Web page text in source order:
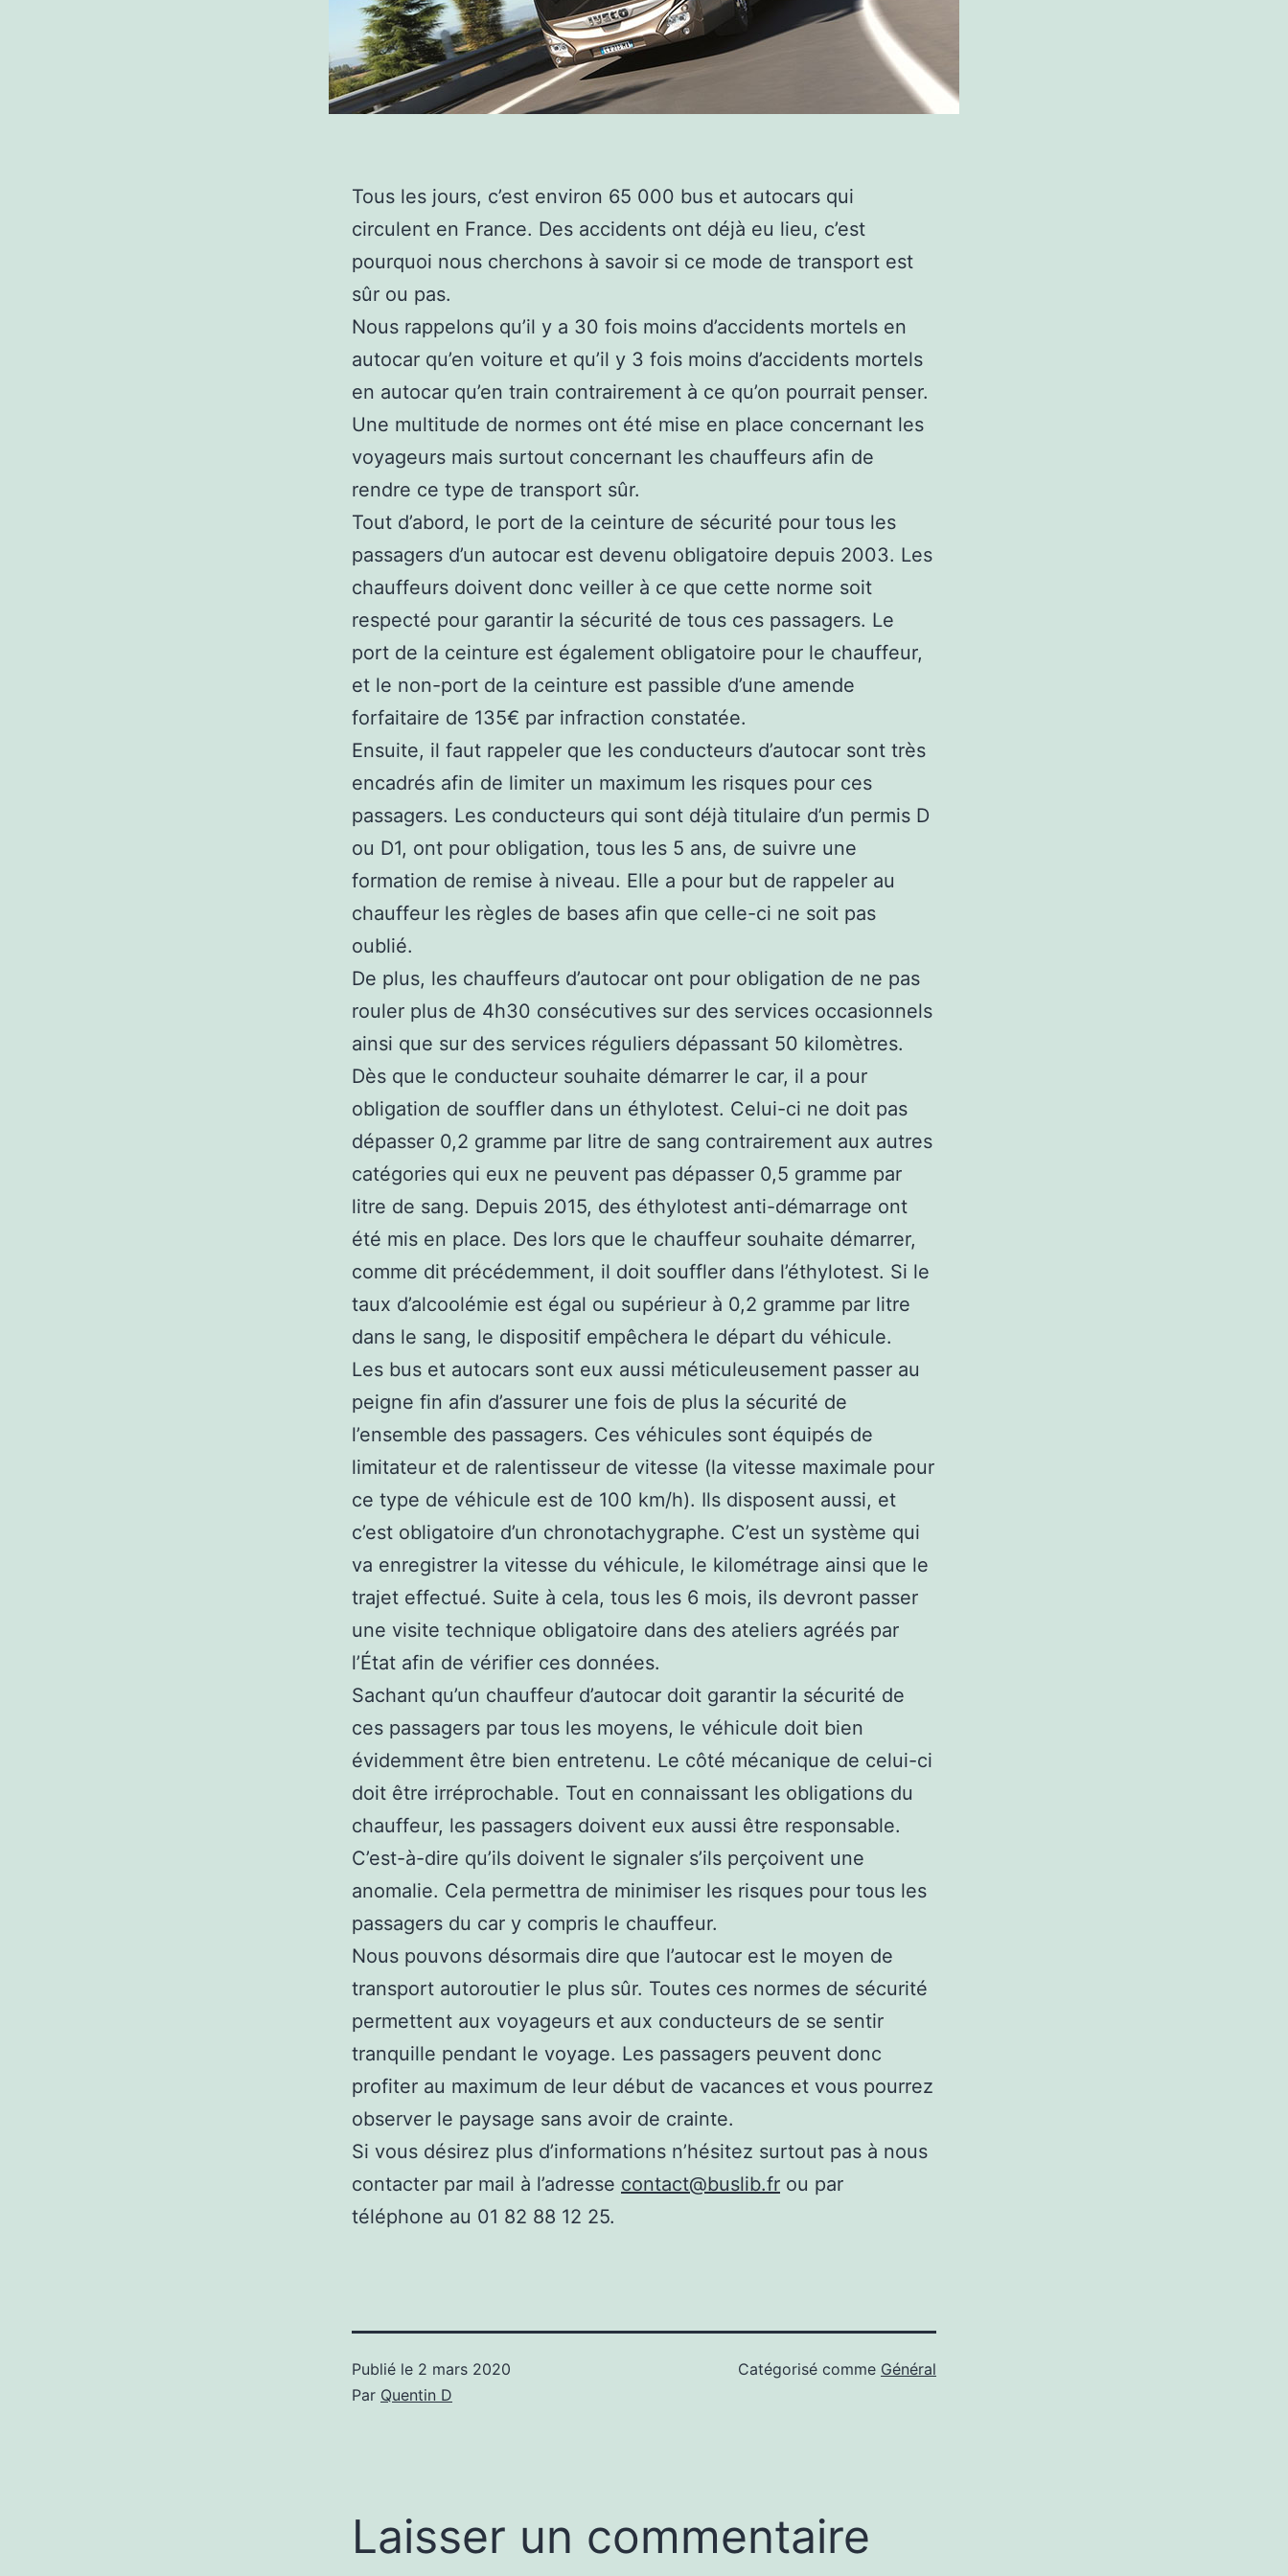
Tous les jours, c’est environ 65 000 bus et autocars qui
circulent en France. Des accidents ont déjà eu lieu, c’est
pourquoi nous cherchons à savoir si ce mode de transport est
sûr ou pas.
Nous rappelons qu’il y a 30 fois moins d’accidents mortels en
autocar qu’en voiture et qu’il y 3 fois moins d’accidents mortels
en autocar qu’en train contrairement à ce qu’on pourrait penser.
Une multitude de normes ont été mise en place concernant les
voyageurs mais surtout concernant les chauffeurs afin de
rendre ce type de transport sûr.
Tout d’abord, le port de la ceinture de sécurité pour tous les
passagers d’un autocar est devenu obligatoire depuis 2003. Les
chauffeurs doivent donc veiller à ce que cette norme soit
respecté pour garantir la sécurité de tous ces passagers. Le
port de la ceinture est également obligatoire pour le chauffeur,
et le non-port de la ceinture est passible d’une amende
forfaitaire de 135€ par infraction constatée.
Ensuite, il faut rappeler que les conducteurs d’autocar sont très
encadrés afin de limiter un maximum les risques pour ces
passagers. Les conducteurs qui sont déjà titulaire d’un permis D
ou D1, ont pour obligation, tous les 5 ans, de suivre une
formation de remise à niveau. Elle a pour but de rappeler au
chauffeur les règles de bases afin que celle-ci ne soit pas
oublié.
De plus, les chauffeurs d’autocar ont pour obligation de ne pas
rouler plus de 4h30 consécutives sur des services occasionnels
ainsi que sur des services réguliers dépassant 50 kilomètres.
Dès que le conducteur souhaite démarrer le car, il a pour
obligation de souffler dans un éthylotest. Celui-ci ne doit pas
dépasser 0,2 gramme par litre de sang contrairement aux autres
catégories qui eux ne peuvent pas dépasser 0,5 gramme par
litre de sang. Depuis 2015, des éthylotest anti-démarrage ont
été mis en place. Des lors que le chauffeur souhaite démarrer,
comme dit précédemment, il doit souffler dans l’éthylotest. Si le
taux d’alcoolémie est égal ou supérieur à 0,2 gramme par litre
dans le sang, le dispositif empêchera le départ du véhicule.
Les bus et autocars sont eux aussi méticuleusement passer au
peigne fin afin d’assurer une fois de plus la sécurité de
l’ensemble des passagers. Ces véhicules sont équipés de
limitateur et de ralentisseur de vitesse (la vitesse maximale pour
ce type de véhicule est de 100 km/h). Ils disposent aussi, et
c’est obligatoire d’un chronotachygraphe. C’est un système qui
va enregistrer la vitesse du véhicule, le kilométrage ainsi que le
trajet effectué. Suite à cela, tous les 6 mois, ils devront passer
une visite technique obligatoire dans des ateliers agréés par
l’État afin de vérifier ces données.
Sachant qu’un chauffeur d’autocar doit garantir la sécurité de
ces passagers par tous les moyens, le véhicule doit bien
évidemment être bien entretenu. Le côté mécanique de celui-ci
doit être irréprochable. Tout en connaissant les obligations du
chauffeur, les passagers doivent eux aussi être responsable.
C’est-à-dire qu’ils doivent le signaler s’ils perçoivent une
anomalie. Cela permettra de minimiser les risques pour tous les
passagers du car y compris le chauffeur.
Nous pouvons désormais dire que l’autocar est le moyen de
transport autoroutier le plus sûr. Toutes ces normes de sécurité
permettent aux voyageurs et aux conducteurs de se sentir
tranquille pendant le voyage. Les passagers peuvent donc
profiter au maximum de leur début de vacances et vous pourrez
observer le paysage sans avoir de crainte.
Si vous désirez plus d’informations n’hésitez surtout pas à nous
contacter par mail à l’adresse contact@buslib.fr ou par
téléphone au 01 82 88 12 25.
Publié le 2 mars 2020
Par Quentin D
Catégorisé comme Général
Laisser un commentaire